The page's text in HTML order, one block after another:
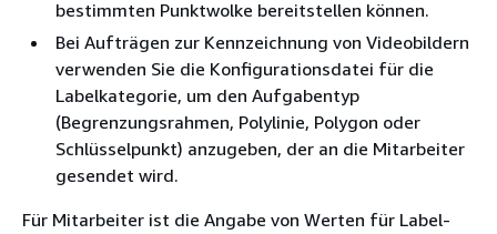
bestimmten Punktwolke bereitstellen können.
Bei Aufträgen zur Kennzeichnung von Videobildern
verwenden Sie die Konfigurationsdatei für die
Labelkategorie, um den Aufgabentyp
(Begrenzungsrahmen, Polylinie, Polygon oder
Schlüsselpunkt) anzugeben, der an die Mitarbeiter
gesendet wird.
Für Mitarbeiter ist die Angabe von Werten für Label-